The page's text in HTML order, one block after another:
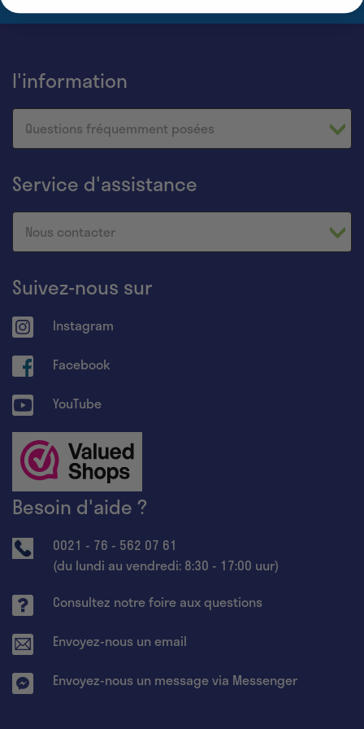
l'information
Questions fréquemment posées
Service d'assistance
Nous contacter
Suivez-nous sur
Instagram
Facebook
YouTube
Besoin d'aide ?
0021 - 76 - 562 07 61
(du lundi au vendredi: 8:30 - 17:00 uur)
Consultez notre foire aux questions
Envoyez-nous un email
Envoyez-nous un message via Messenger